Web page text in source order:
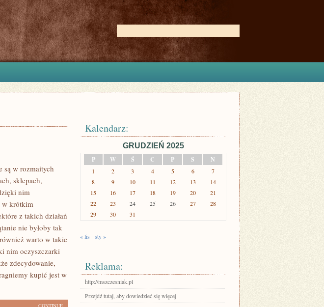
są w rozmaitych
sklepach,
nim
w krótkim
z takich działań
nie byłoby tak
warto w takie
nim oczyszczarki
zdecydowanie,
kupić jest w
CONTINUE
Kalendarz:
GRUDZIEŃ 2025
P
W Ś C P S N
1 2 3 4 5 6
7
8
9 10 11 12 13
14
15
16 17 18 19 20
21
22
23 24 25 26 27
28
29
30 31
« lis sty »
Reklama:
http://mszczesniak.pl
Przejdź tutaj, aby dowiedzieć się więcej